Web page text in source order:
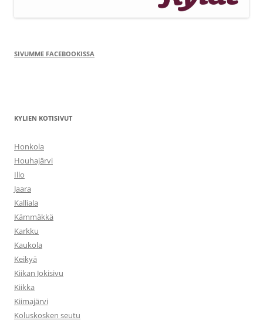
SIVUMME FACEBOOKISSA
KYLIEN KOTISIVUT
Honkola
Houhajärvi
Illo
Jaara
Kalliala
Kämmäkkä
Karkku
Kaukola
Keikyä
Kiikan Jokisivu
Kiikka
Kiimajärvi
Koluskosken seutu